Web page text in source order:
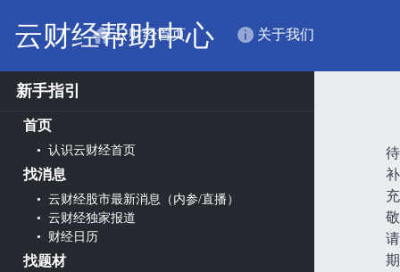
云财经帮助中心
云财经首页 关于我们
新手指引
首页
• 认识云财经首页
找消息
• 云财经股市最新消息（内参/直播）
• 云财经独家报道
• 财经日历
找题材
待
补
敬
请
期